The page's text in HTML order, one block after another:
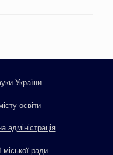
України
освіти
адміністрація
міської ради